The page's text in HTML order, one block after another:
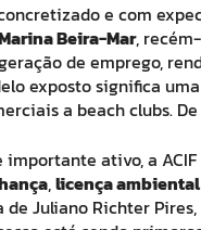
e com
Beira-Mar,
de emprego,
exposto significa
a beach clubs.
ativo, a
,licença
Juliano Richter